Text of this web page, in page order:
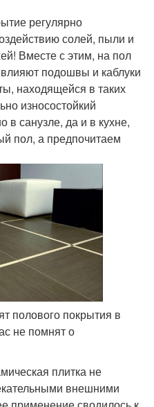
регулярно
солей, пыли и
Вместе с этим, на пол
подошвы и каблуки
находящейся в таких
износостойкий
санузле, да и в кухне,
пол, а предпочитаем
полового покрытия в
не помнят о
плитка не
внешними